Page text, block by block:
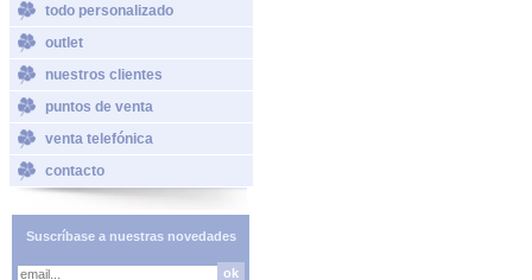
todo personalizado
outlet
nuestros clientes
puntos de venta
venta telefónica
contacto
Suscríbase a nuestras novedades